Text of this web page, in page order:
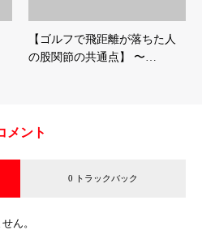
【ゴルフで飛距離が落ちた人
の股関節の共通点】 〜…
メント
0 トラックバック
ん。